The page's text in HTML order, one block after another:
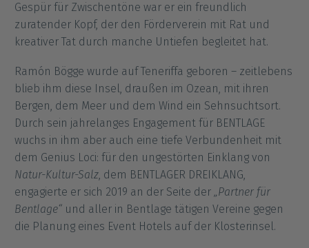
Gespür für Zwischentöne war er ein freundlich
zuratender Kopf, der den Förderverein mit Rat und
kreativer Tat durch manche Untiefen begleitet hat.
Ramón Bögge wurde auf Teneriffa geboren – zeitlebens
blieb ihm diese Insel, draußen im Ozean, mit ihren
Bergen, dem Meer und dem Wind ein Sehnsuchtsort.
Durch sein jahrelanges Engagement für BENTLAGE
wuchs in ihm aber auch eine tiefe Verbundenheit mit
dem Genius Loci: für den ungestörten Einklang von
Natur-Kultur-Salz , dem BENTLAGER DREIKLANG,
engagierte er sich 2019 an der Seite der „Partner für
Bentlage“ und aller in Bentlage tätigen Vereine gegen
die Planung eines Event Hotels auf der Klosterinsel.